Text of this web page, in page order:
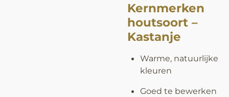
Kernmerken
houtsoort –
Kastanje
Warme, natuurlijke
kleuren
Goed te bewerken